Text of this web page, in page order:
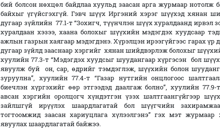
бий болсон нөхцөл байдлаа хуульд заасан арга журмаар нотолж
байхыг үгүйсгэхгүй. Гэвч шүүх Иргэний хэрэг шүүхэд хянан
дугаар зүйлийн 77.1-т “Зохигч, түүнчлэн шүүх хуралдаанд ирвэл
хуралдаан хэзээ, хаана болохыг шүүхийн мэдэгдэх хуудсаар
ажлын газрын хаягаар мэдэгдэнэ. Хүрэлцэн ирээгүйгээс гарах үр
дугаар зүйлд зааснаар хэргийг хянан шийдвэрлэж болохыг
хуулийн 77.3-т “Мэдэгдэх хуудсыг шуудангаар хүргэсэн бол
явуулж буй он, сар, өдрийг тэмдэглэж, шүүхийн болон
зуруулна”, хуулийн 77.4-т “Газар нутгийн онцлогоос
биечлэн хүргэхийг өөр этгээдэд даалгаж болно”, хуулийн
авсан хэргийн оролцогч хүндэтгэн үзэх шалтгаангүйгээр
зайлшгүй ирүүлэх шаардлагатай бол шүүгчийн
тогтоомжид заасан хариуцлага хүлээлгэнэ” гэх мэт журмаар
явуулах шаардлагатай байжээ.